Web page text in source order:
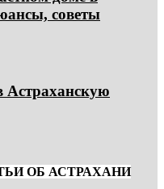
советы
Астраханскую
ОБ АСТРАХАНИ